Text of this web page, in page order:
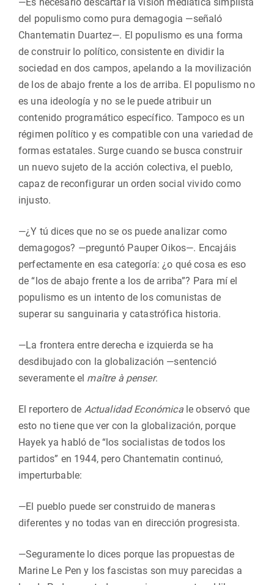
del populismo como pura demagogia —señaló
Chantematin Duartez—. El populismo es una forma
de construir lo político, consistente en dividir la
sociedad en dos campos, apelando a la movilización
de los de abajo frente a los de arriba. El populismo no
es una ideología y no se le puede atribuir un
contenido programático específico. Tampoco es un
régimen político y es compatible con una variedad de
formas estatales. Surge cuando se busca construir
un nuevo sujeto de la acción colectiva, el pueblo,
capaz de reconfigurar un orden social vivido como
injusto.
—¿Y tú dices que no se os puede analizar como
demagogos? —preguntó Pauper Oikos—. Encajáis
perfectamente en esa categoría: ¿o qué cosa es eso
de “los de abajo frente a los de arriba”? Para mí el
populismo es un intento de los comunistas de
superar su sanguinaria y catastrófica historia.
—La frontera entre derecha e izquierda se ha
desdibujado con la globalización —sentenció
severamente el maître à penser.
El reportero de Actualidad Económica le observó que
esto no tiene que ver con la globalización, porque
Hayek ya habló de “los socialistas de todos los
partidos” en 1944, pero Chantematin continuó,
imperturbable:
—El pueblo puede ser construido de maneras
diferentes y no todas van en dirección progresista.
—Seguramente lo dices porque las propuestas de
Marine Le Pen y los fascistas son muy parecidas a